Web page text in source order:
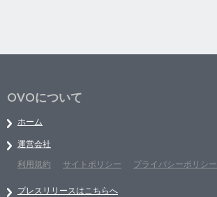
OVOについて
ホーム
運営会社
利用規約
サイトポリシー プライバシーポリシー
プレスリリースはこちらへ